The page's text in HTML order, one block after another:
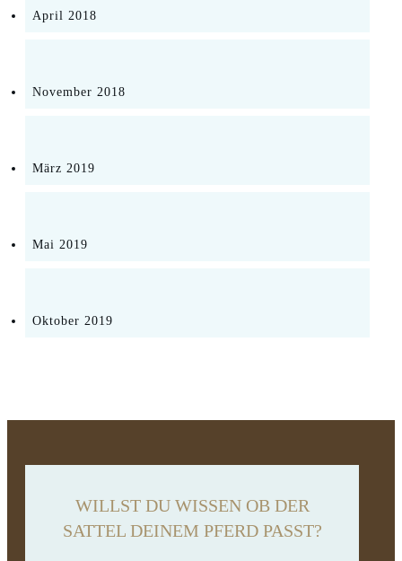
April 2018
November 2018
März 2019
Mai 2019
Oktober 2019
WILLST DU WISSEN OB DER
SATTEL DEINEM PFERD PASST?